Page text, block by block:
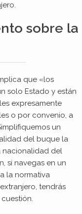
sobre la
que «los
solo Estado y están
expresamente
o por convenio, a
un
del buque la
nacionalidad del
si navegas en un
la normativa
tendrás